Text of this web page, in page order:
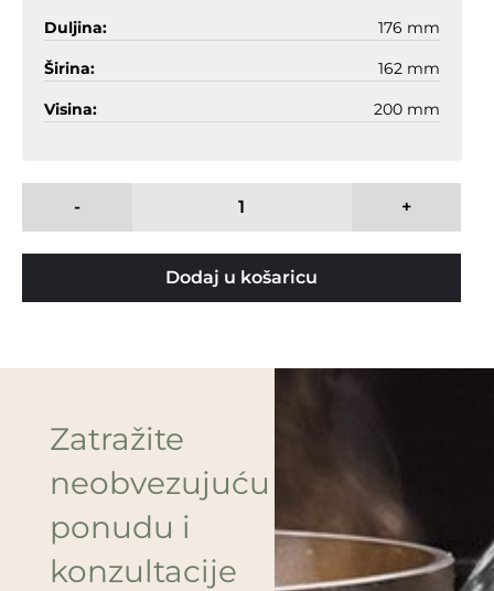
Duljina: 176 mm
Širina: 162 mm
Visina: 200 mm
- +
Dodaj u košaricu
Zatražite
neobvezujuću
ponudu i
konzultacije